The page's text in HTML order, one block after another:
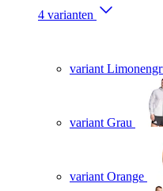
4 varianten
variant
variant Grau
variant Orange